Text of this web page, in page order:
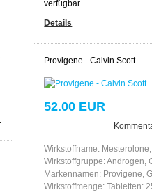
verfügbar.
Details
Provigene - Calvin Scott
52.00 EUR
Wirkstoffname: Mesterolone,
Wirkstoffgruppe: Androgen,
Markennamen: Provigene,
Wirkstoffmenge: Tabletten: